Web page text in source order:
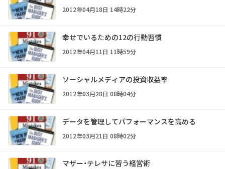
2012年04月18日 14時22分
幸せでいるための12の行動習慣
2012年04月11日 11時59分
ソーシャルメディアの投資収益率
2012年03月28日 08時04分
データを管理してパフォーマンスを高める
2012年03月21日 08時02分
マザー・テレサに習う経営術